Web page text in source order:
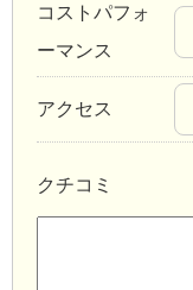
コストパフォ
ーマンス
アクセス
クチコミ